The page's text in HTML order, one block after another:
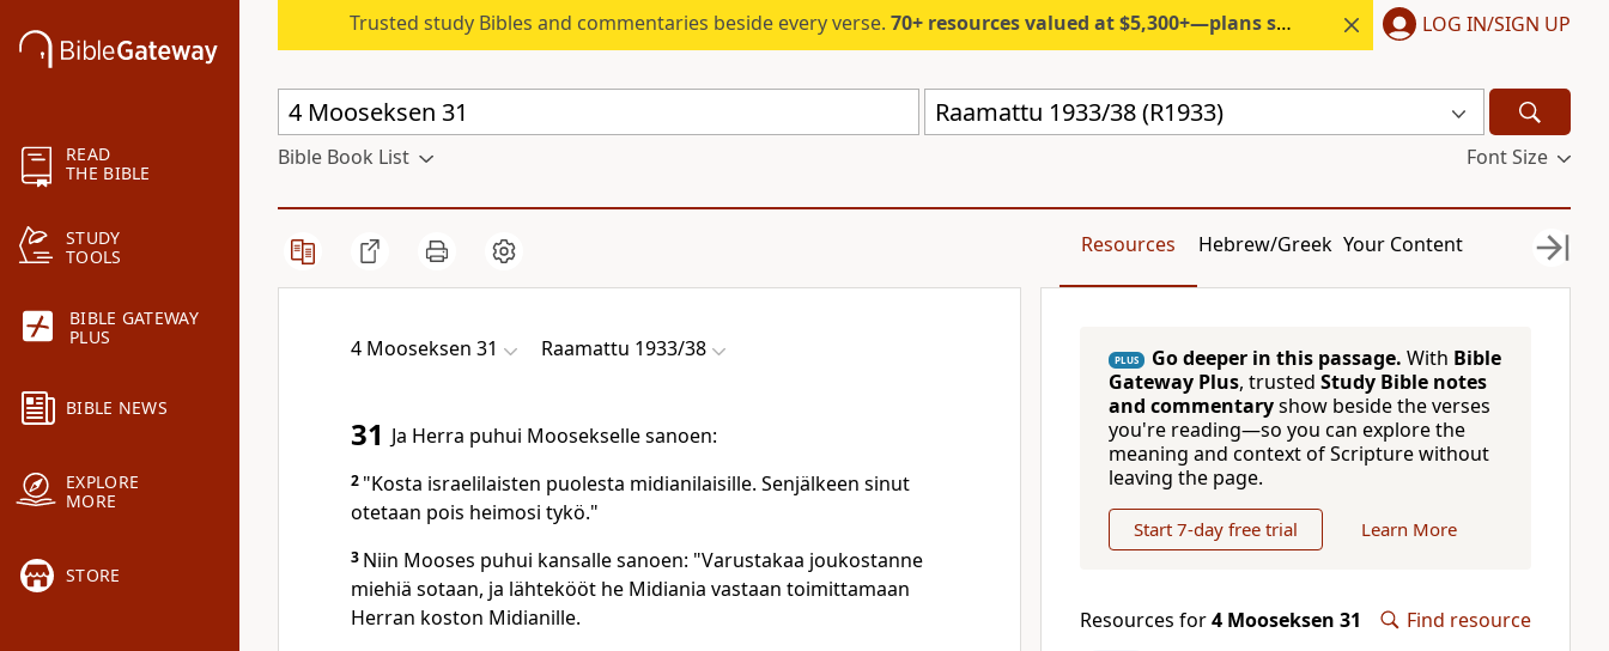
READ
THE BIBLE
STUDY
TOOLS
BIBLE GATEWAY
PLUS
BIBLE NEWS
EXPLORE
MORE
STORE
Trusted study Bibles and commentaries beside every verse. 70+ resources valued at $5,300+—plans start under $6/month. LOG IN/SIGN UP
Raamattu 1933/38 (R1933)
Bible Book List Font Size
Resources Hebrew/Greek Your Content
4 Mooseksen 31 Raamattu 1933/38
31 Ja Herra puhui Moosekselle sanoen:
2 "Kosta israelilaisten puolesta midianilaisille. Senjälkeen sinut
otetaan pois heimosi tykö."
3 Niin Mooses puhui kansalle sanoen: "Varustakaa joukostanne
miehiä sotaan, ja lähtekööt he Midiania vastaan toimittamaan
Herran koston Midianille.
PLUS Go deeper in this passage. With Bible
Gateway Plus, trusted Study Bible notes
and commentaryshow beside the verses
you're reading—so you can explore the
meaning and context of Scripture without
leaving the page.
Start 7-day free trial Learn More
Resources for4 Mooseksen 31 Find resource